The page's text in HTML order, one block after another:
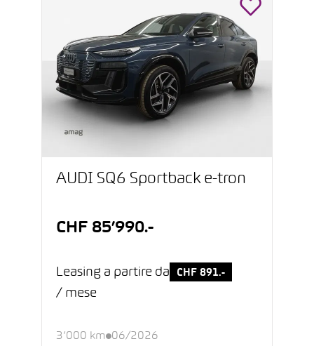
AUDI SQ6 Sportback e-tron
CHF 85’990.-
Leasing a partire da CHF 891.-
/ mese
3’000 km 06/2026